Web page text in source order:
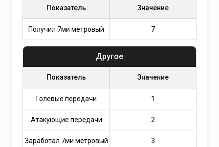
Показатель Значение
Получил 7ми метровый 7
Другое
Показатель Значение
Голевые передачи 1
Атакующие передачи 2
Заработал 7ми метровый 3